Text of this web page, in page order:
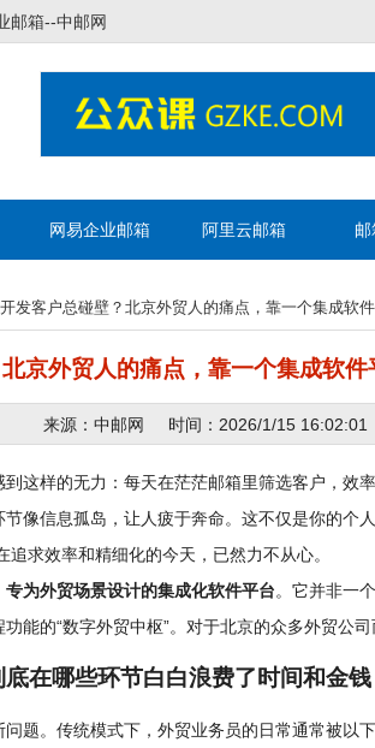
邮箱--中邮网
网易企业邮箱 阿里云邮箱
开发客户总碰壁？北京外贸人的痛点，靠一个集成软
京外贸人的痛点，靠一个集成软
来源：中邮网 时间：2026/1/15
这样的无力：每天在茫茫邮箱里筛选客户，效
像信息孤岛，让人疲于奔命。这不仅是你的个
追求效率和精细化的今天，已然力不从心。
专为外贸场景设计的集成化软件平台。它并非一
能的“数字外贸中枢”。对于北京的众多外贸公
在哪些环节白白浪费了时间和金钱
题。传统模式下，外贸业务员的日常通常被以下